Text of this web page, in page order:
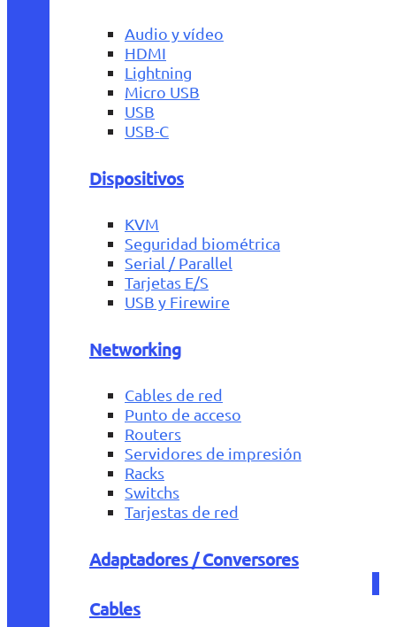
Audio y vídeo
HDMI
Lightning
Micro USB
USB
USB-C
Dispositivos
KVM
Seguridad biométrica
Serial / Parallel
Tarjetas E/S
USB y Firewire
Networking
Cables de red
Punto de acceso
Routers
Servidores de impresión
Racks
Switchs
Tarjestas de red
Adaptadores / Conversores
Cables